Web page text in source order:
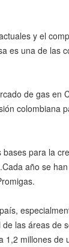
y el
es una de las
de gas en
colombiana
para la
año se
las áreas de
millones de